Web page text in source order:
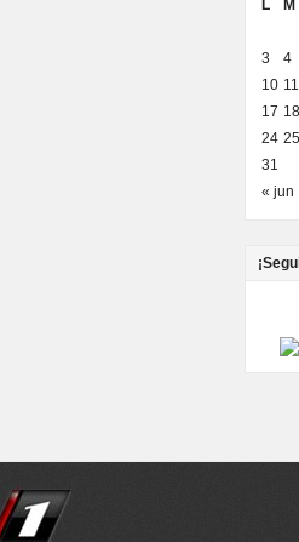
L M
« jun
3
4
10 11
17 18
24 25
31